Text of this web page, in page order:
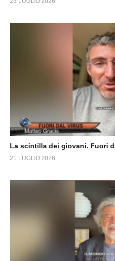
La scintilla dei giovani. Fuori
21 LUGLIO 2026